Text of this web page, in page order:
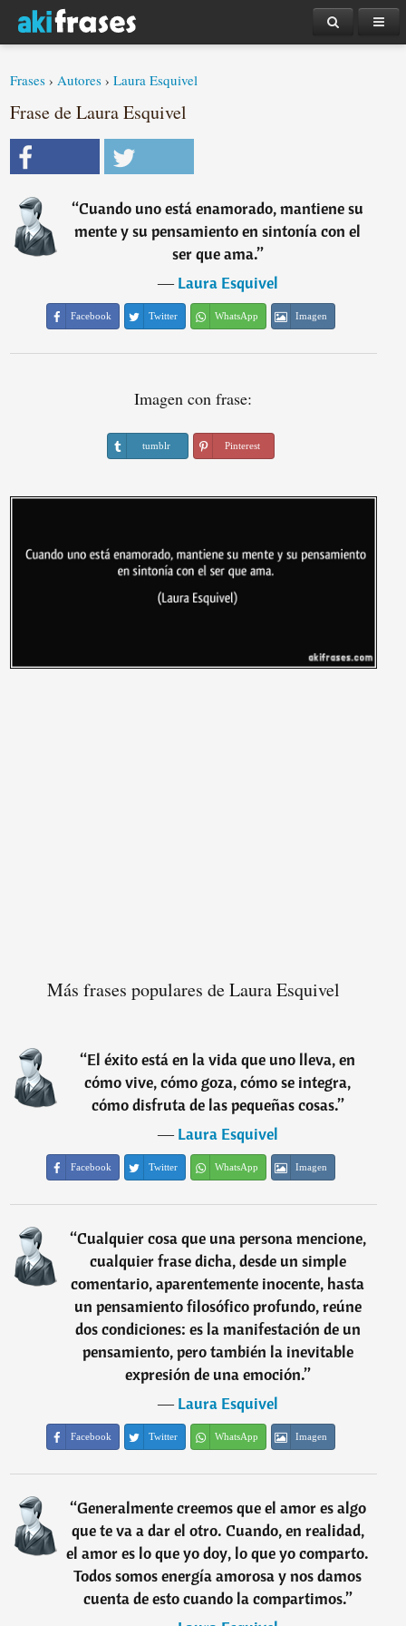
Frases ›Autores ›Laura Esquivel
Frase de Laura Esquivel
“Cuando uno está enamorado, mantiene su
mente y su pensamiento en sintonía con el
ser que ama.”
―Laura Esquivel
Facebook Twitter WhatsApp Imagen
Imagen con frase:
tumblr Pinterest
Más frases populares de Laura Esquivel
“El éxito está en la vida que uno lleva, en
cómo vive, cómo goza, cómo se integra,
cómo disfruta de las pequeñas cosas.”
―Laura Esquivel
Facebook Twitter WhatsApp Imagen
“Cualquier cosa que una persona mencione,
cualquier frase dicha, desde un simple
comentario, aparentemente inocente, hasta
un pensamiento filosófico profundo, reúne
dos condiciones: es la manifestación de un
pensamiento, pero también la inevitable
expresión de una emoción.”
―Laura Esquivel
Facebook Twitter WhatsApp Imagen
“Generalmente creemos que el amor es algo
que te va a dar el otro. Cuando, en realidad,
el amor es lo que yo doy, lo que yo comparto.
Todos somos energía amorosa y nos damos
cuenta de esto cuando la compartimos.”